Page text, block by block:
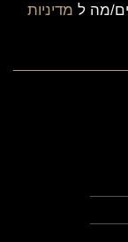
מה ל מדיניות